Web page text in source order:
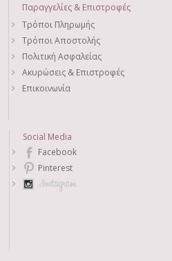
Παραγγελίες & Επιστροφές
Τρόποι Πληρωμής
Τρόποι Αποστολής
Πολιτική Ασφαλείας
Ακυρώσεις & Επιστροφές
Επικοινωνία
Social Media
Facebook
Pinterest